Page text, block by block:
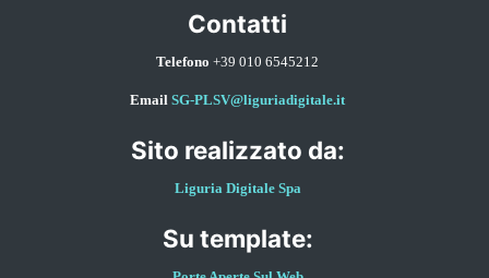
Contatti
Telefono +39 010 6545212
Email SG-PLSV@liguriadigitale.it
Sito realizzato da:
Liguria Digitale Spa
Su template: